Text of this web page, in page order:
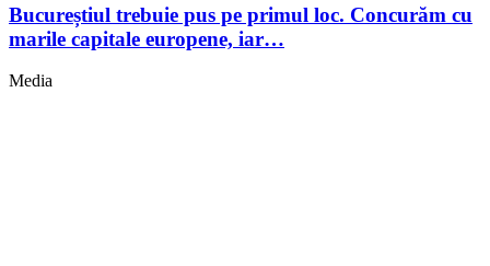
Bucureștiul trebuie pus pe primul loc. Concurăm cu
marile capitale europene, iar…
Media